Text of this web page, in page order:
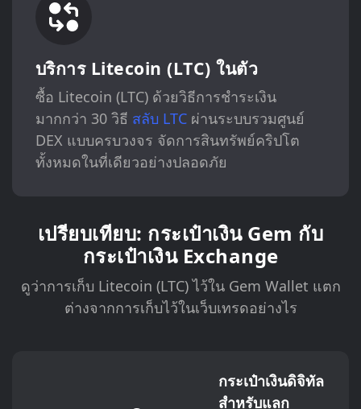
บริการ Litecoin (LTC) ในตัว
ซื้อ Litecoin (LTC) ด้วยวิธีการชำระเงิน
มากกว่า 30 วิธี สลับ LTCผ่านระบบรวมศูนย์
DEX แบบครบวงจร จัดการสินทรัพย์คริปโต
ทั้งหมดในที่เดียวอย่างปลอดภัย
เปรียบเทียบ: กระเป๋าเงิน Gem กับ
กระเป๋าเงิน Exchange
ดูว่าการเก็บ Litecoin (LTC) ไว้ใน Gem Wallet แตก
ต่างจากการเก็บไว้ในเว็บเทรดอย่างไร
กระเป๋าเงินดิจิทัล
สำหรับแลก